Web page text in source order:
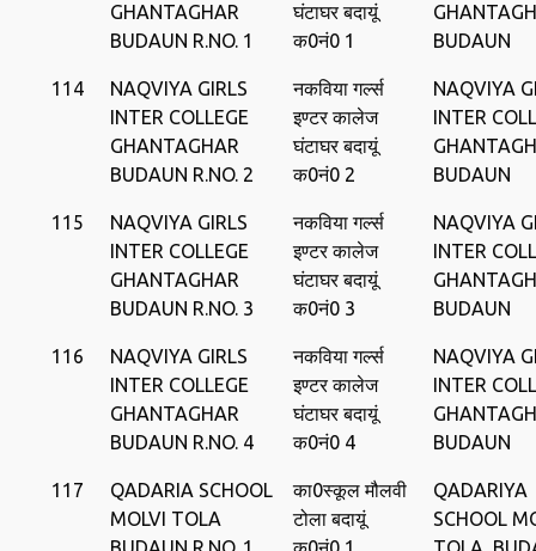
GHANTAGHAR
BUDAUN R.NO. 1
घंटाघर बदायूं
क0नं0 1
BUDAUN
114
NAQVIYA GIRLS
INTER COLLEGE
GHANTAGHAR
BUDAUN R.NO. 2
नकविया गर्ल्‍स
इण्‍टर कालेज
घंटाघर बदायूं
क0नं0 2
NAQVIYA
INTER
BUDAUN
115
NAQVIYA GIRLS
INTER COLLEGE
GHANTAGHAR
BUDAUN R.NO. 3
नकविया गर्ल्‍स
इण्‍टर कालेज
घंटाघर बदायूं
क0नं0 3
NAQVIYA
INTER
BUDAUN
116
NAQVIYA GIRLS
INTER COLLEGE
GHANTAGHAR
BUDAUN R.NO. 4
नकविया गर्ल्‍स
इण्‍टर कालेज
घंटाघर बदायूं
क0नं0 4
NAQVIYA
INTER
BUDAUN
117
QADARIA SCHOOL
MOLVI TOLA
का0स्‍कूल मौलवी
टोला बदायूं
QADARIYA
SCHOOL